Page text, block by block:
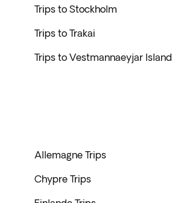
Trips to Stockholm
Trips to Trakai
Trips to Vestmannaeyjar Island
Allemagne Trips
Chypre Trips